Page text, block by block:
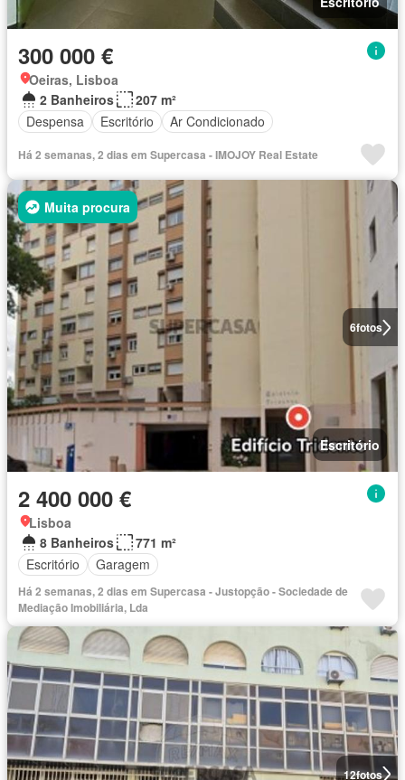
300 000 €
Oeiras, Lisboa
2 Banheiros
207 m²
Despensa
Escritório Ar Condicionado
Há 2 semanas, 2 dias em Supercasa - IMOJOY Real Estate
6fotos
Muita procura
Escritório
2 400 000 €
Lisboa
8 Banheiros
771 m²
Escritório
Garagem
Há 2 semanas, 2 dias em Supercasa - Justopção - Sociedade de
Mediação Imobiliária, Lda
12fotos